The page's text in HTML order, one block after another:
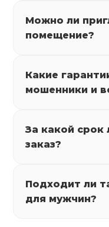
Можно ли
помещение?
Какие
мошенники и
За какой
заказ?
Подходит ли
для мужчин?